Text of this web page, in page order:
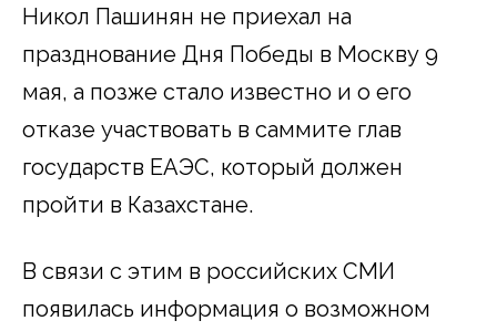
Никол Пашинян не приехал на
празднование Дня Победы в Москву 9
мая, а позже стало известно и о его
отказе участвовать в саммите глав
государств ЕАЭС, который должен
пройти в Казахстане.
В связи с этим в российских СМИ
появилась информация о возможном